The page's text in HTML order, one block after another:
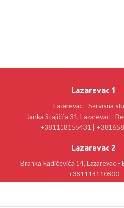
Lazarevac 1
Lazarevac - Servisna
Janka Stajčića 31, Lazarevac -
+381118155431 |
Lazarevac 2
Branka Radičevića 14, Lazarevac -
+381118110800